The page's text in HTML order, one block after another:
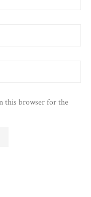
this browser for the